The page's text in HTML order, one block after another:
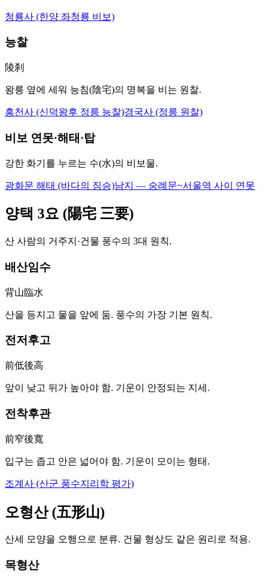
청룡사 (한양 좌청룡 비보)
능찰
陵刹
왕릉 옆에 세워 능침(陰宅)의 명복을 비는 원찰.
흥천사 (신덕왕후 정릉 능찰)경국사 (정릉 원찰)
비보 연못·해태·탑
강한 화기를 누르는 수(水)의 비보물.
광화문 해태 (바다의 짐승)남지 — 숭례문~서울역 사이 연못
양택 3요 (陽宅 三要)
산 사람의 거주지·건물 풍수의 3대 원칙.
배산임수
背山臨水
산을 등지고 물을 앞에 둠. 풍수의 가장 기본 원칙.
전저후고
前低後高
앞이 낮고 뒤가 높아야 함. 기운이 안정되는 지세.
전착후관
前窄後寬
입구는 좁고 안은 넓어야 함. 기운이 모이는 형태.
조계사 (산군 풍수지리학 평가)
오형산 (五形山)
산세 모양을 오행으로 분류. 건물 형상도 같은 원리로 적용.
목형산